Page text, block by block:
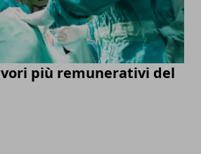
più remunerativi del